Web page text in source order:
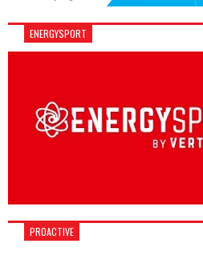
ENERGYSPORT
PROACTIVE